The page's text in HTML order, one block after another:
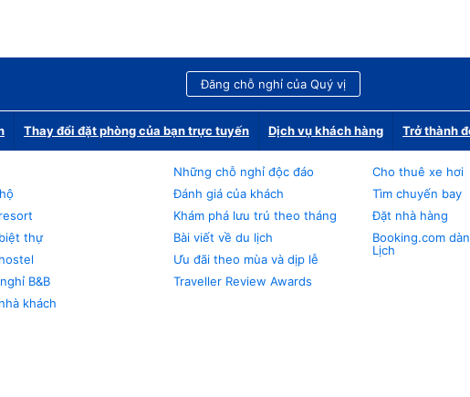
Đăng chỗ nghỉ của Quý vị
Thay đổi đặt phòng của bạn trực tuyến Dịch vụ khách hàng Trở thành
thự
B&B
khách
Những chỗ nghỉ độc đáo
Đánh giá của khách
Khám phá lưu trú theo tháng
Bài viết về du lịch
Ưu đãi theo mùa và dịp lễ
Traveller Review Awards
Cho thuê xe hơi
Tìm chuyến bay
Đặt nhà hàng
Booking.com
Lịch